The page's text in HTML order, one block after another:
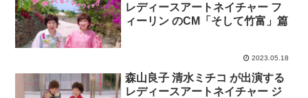
レディースアートネイチャー フ
ィーリン のCM「そして竹富」篇
2023.05.18
森山良子 清水ミチコ が出演する
レディースアートネイチャー ジ